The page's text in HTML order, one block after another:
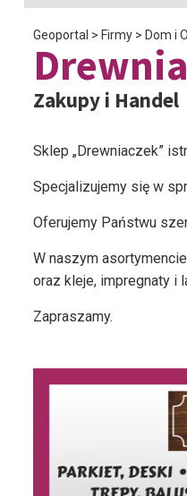
Geoportal > Firmy > Dom i
Zakupy i Handel
Sklep „Drewniaczek”
Specjalizujemy się w
Oferujemy Państwu
W naszym
oraz kleje, impregnaty i
Zapraszamy.